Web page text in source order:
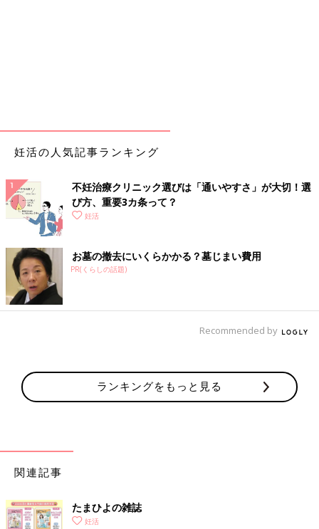
妊活の人気記事ランキング
不妊治療クリニック選びは「通いやすさ」が大切！選
び方、重要3カ条って？
妊活
お墓の撤去にいくらかかる？墓じまい費用
PR(くらしの話題)
Recommended by
ランキングをもっと見る
関連記事
たまひよの雑誌
妊活